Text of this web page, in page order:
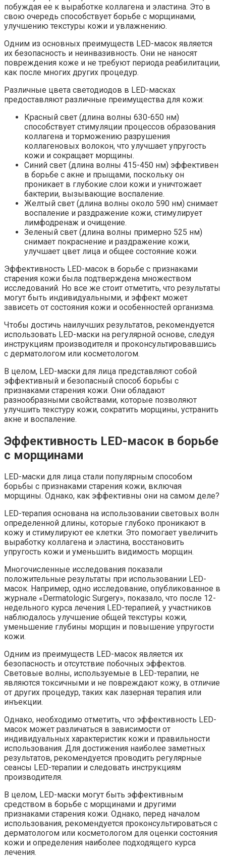
побуждая ее к выработке коллагена и эластина. Это в
свою очередь способствует борьбе с морщинами,
улучшению текстуры кожи и увлажнению.
Одним из основных преимуществ LED-масок является
их безопасность и неинвазивность. Они не наносят
повреждения коже и не требуют периода реабилитации,
как после многих других процедур.
Различные цвета светодиодов в LED-масках
предоставляют различные преимущества для кожи:
Красный свет (длина волны 630-650 нм)
способствует стимуляции процессов образования
коллагена и торможению разрушения
коллагеновых волокон, что улучшает упругость
кожи и сокращает морщины.
Синий свет (длина волны 415-450 нм) эффективен
в борьбе с акне и прыщами, поскольку он
проникает в глубокие слои кожи и уничтожает
бактерии, вызывающие воспаление.
Желтый свет (длина волны около 590 нм) снимает
воспаление и раздражение кожи, стимулирует
лимфодренаж и очищение.
Зеленый свет (длина волны примерно 525 нм)
снимает покраснение и раздражение кожи,
улучшает цвет лица и общее состояние кожи.
Эффективность LED-масок в борьбе с признаками
старения кожи была подтверждена множеством
исследований. Но все же стоит отметить, что результаты
могут быть индивидуальными, и эффект может
зависеть от состояния кожи и особенностей организма.
Чтобы достичь наилучших результатов, рекомендуется
использовать LED-маски на регулярной основе, следуя
инструкциям производителя и проконсультировавшись
с дерматологом или косметологом.
В целом, LED-маски для лица представляют собой
эффективный и безопасный способ борьбы с
признаками старения кожи. Они обладают
разнообразными свойствами, которые позволяют
улучшить текстуру кожи, сократить морщины, устранить
акне и воспаление.
Эффективность LED-масок в борьбе
с морщинами
LED-маски для лица стали популярным способом
борьбы с признаками старения кожи, включая
морщины. Однако, как эффективны они на самом деле?
LED-терапия основана на использовании световых волн
определенной длины, которые глубоко проникают в
кожу и стимулируют ее клетки. Это помогает увеличить
выработку коллагена и эластина, восстановить
упругость кожи и уменьшить видимость морщин.
Многочисленные исследования показали
положительные результаты при использовании LED-
масок. Например, одно исследование, опубликованное в
журнале «Dermatologic Surgery», показало, что после 12-
недельного курса лечения LED-терапией, у участников
наблюдалось улучшение общей текстуры кожи,
уменьшение глубины морщин и повышение упругости
кожи.
Одним из преимуществ LED-масок является их
безопасность и отсутствие побочных эффектов.
Световые волны, используемые в LED-терапии, не
являются токсичными и не повреждают кожу, в отличие
от других процедур, таких как лазерная терапия или
инъекции.
Однако, необходимо отметить, что эффективность LED-
масок может различаться в зависимости от
индивидуальных характеристик кожи и правильности
использования. Для достижения наиболее заметных
результатов, рекомендуется проводить регулярные
сеансы LED-терапии и следовать инструкциям
производителя.
В целом, LED-маски могут быть эффективным
средством в борьбе с морщинами и другими
признаками старения кожи. Однако, перед началом
использования, рекомендуется проконсультироваться с
дерматологом или косметологом для оценки состояния
кожи и определения наиболее подходящего курса
лечения.